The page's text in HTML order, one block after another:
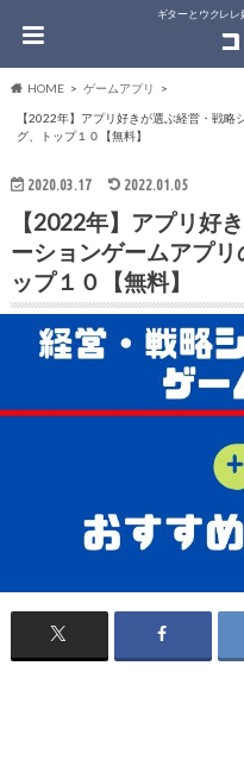
ギターとウクレ
HOME ゲームアプリ
【2022年】アプリ好きが選ぶ経営・戦
グ、トップ１０【無料】
2020.03.17 2022.01.05
【2022年】アプリ好
ーションゲームアプ
ップ１０【無料】